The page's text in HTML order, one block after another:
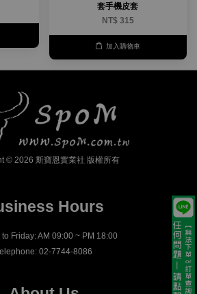
套手機皮套
NT$ 315
加入購物車
© 2026 斯寶恩實業社 版權所有
Hours
to Friday: AM 09:00 ~ PM 18:00
02-7744-8086